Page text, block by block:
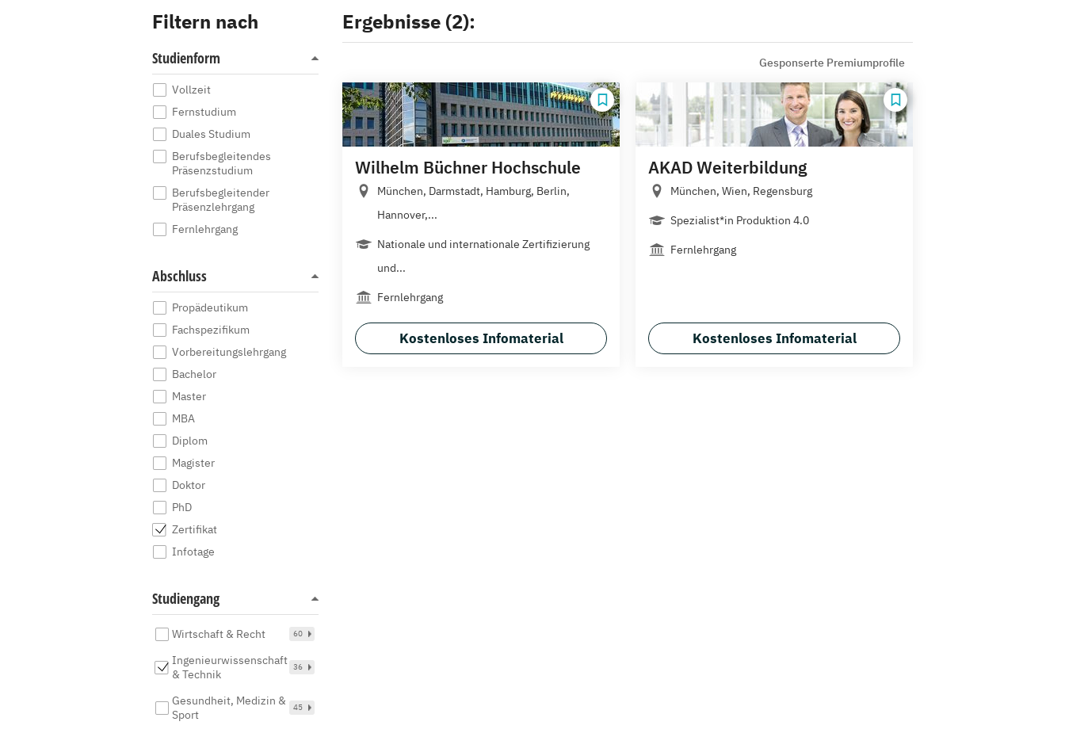
Filtern nach
Studienform
Vollzeit
Fernstudium
Duales Studium
Berufsbegleitendes
Präsenzstudium
Berufsbegleitender
Präsenzlehrgang
Fernlehrgang
Abschluss
Propädeutikum
Fachspezifikum
Vorbereitungslehrgang
Bachelor
Master
MBA
Diplom
Magister
Doktor
PhD
Zertifikat
Infotage
Studiengang
Wirtschaft & Recht 60
Ingenieurwissenschaft
& Technik
36
Gesundheit, Medizin &
Sport
45
Ergebnisse (2):
Gesponserte Premiumprofile
Wilhelm Büchner Hochschule
München, Darmstadt, Hamburg, Berlin,
Hannover,...
Nationale und internationale Zertifizierung
und...
Fernlehrgang
Kostenloses Infomaterial
AKAD Weiterbildung
München, Wien, Regensburg
Spezialist*in Produktion 4.0
Fernlehrgang
Kostenloses Infomaterial